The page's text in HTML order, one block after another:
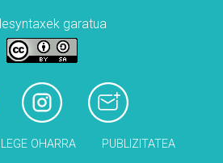
garatua
LEGE OHARRA PUBLIZITATEA